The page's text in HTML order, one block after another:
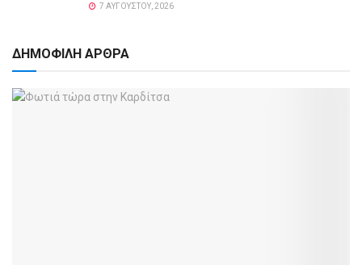
7 ΑΥΓΟΎΣΤΟΥ, 2026
ΔΗΜΟΦΙΛΗ ΑΡΘΡΑ